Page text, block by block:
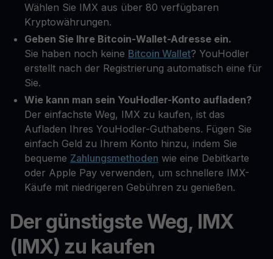
Wählen Sie IMX aus über 80 verfügbaren
Kryptowährungen.
Geben Sie Ihre Bitcoin-Wallet-Adresse ein.
Sie haben noch keine Bitcoin Wallet? YouHodler
erstellt nach der Registrierung automatisch eine für
Sie.
Wie kann man sein YouHodler-Konto aufladen?
Der einfachste Weg, IMX zu kaufen, ist das
Aufladen Ihres YouHodler-Guthabens. Fügen Sie
einfach Geld zu Ihrem Konto hinzu, indem Sie
bequeme Zahlungsmethoden wie eine Debitkarte
oder Apple Pay verwenden, um schnellere IMX-
Käufe mit niedrigeren Gebühren zu genießen.
Der günstigste Weg, IMX
(IMX) zu kaufen